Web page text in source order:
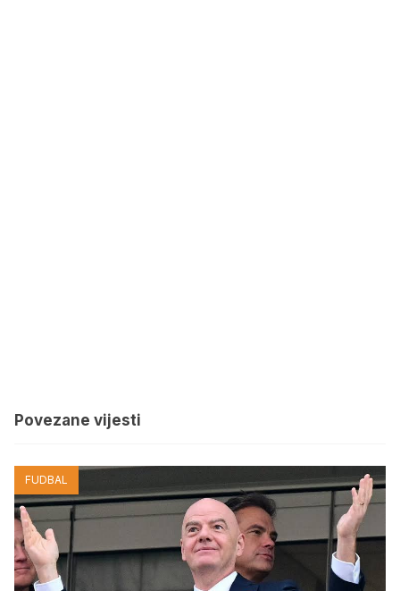
Povezane vijesti
FUDBAL